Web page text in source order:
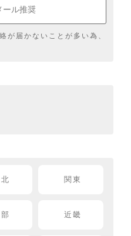
が届かないことが多い為、
関東
近畿